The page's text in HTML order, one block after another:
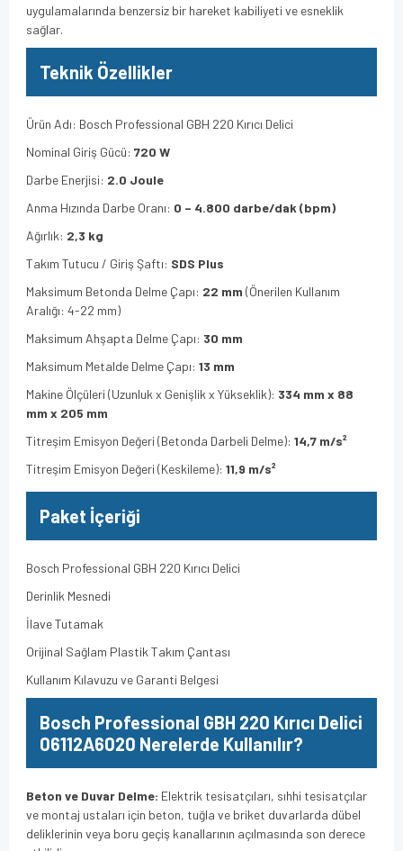
uygulamalarında benzersiz bir hareket kabiliyeti ve esneklik
sağlar.
Teknik Özellikler
Ürün Adı: Bosch Professional GBH 220 Kırıcı Delici
Nominal Giriş Gücü: 720 W
Darbe Enerjisi: 2.0 Joule
Anma Hızında Darbe Oranı: 0 – 4.800 darbe/dak (bpm)
Ağırlık: 2,3 kg
Takım Tutucu / Giriş Şaftı: SDS Plus
Maksimum Betonda Delme Çapı: 22 mm (Önerilen Kullanım
Aralığı: 4-22 mm)
Maksimum Ahşapta Delme Çapı: 30 mm
Maksimum Metalde Delme Çapı: 13 mm
Makine Ölçüleri (Uzunluk x Genişlik x Yükseklik): 334 mm x 88
mm x 205 mm
Titreşim Emisyon Değeri (Betonda Darbeli Delme): 14,7 m/s²
Titreşim Emisyon Değeri (Keskileme): 11,9 m/s²
Paket İçeriği
Bosch Professional GBH 220 Kırıcı Delici
Derinlik Mesnedi
İlave Tutamak
Orijinal Sağlam Plastik Takım Çantası
Kullanım Kılavuzu ve Garanti Belgesi
Bosch Professional GBH 220 Kırıcı Delici
06112A6020 Nerelerde Kullanılır?
Beton ve Duvar Delme: Elektrik tesisatçıları, sıhhi tesisatçılar
ve montaj ustaları için beton, tuğla ve briket duvarlarda dübel
deliklerinin veya boru geçiş kanallarının açılmasında son derece